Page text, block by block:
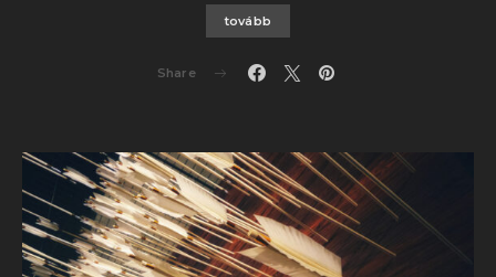
tovább
Share